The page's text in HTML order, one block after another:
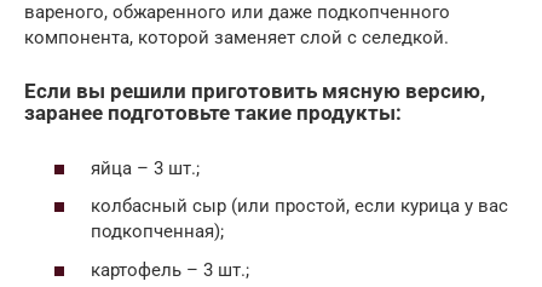
вареного, обжаренного или даже подкопченного
компонента, которой заменяет слой с селедкой.
Если вы решили приготовить мясную версию,
заранее подготовьте такие продукты:
яйца – 3 шт.;
колбасный сыр (или простой, если курица у вас
подкопченная);
картофель – 3 шт.;